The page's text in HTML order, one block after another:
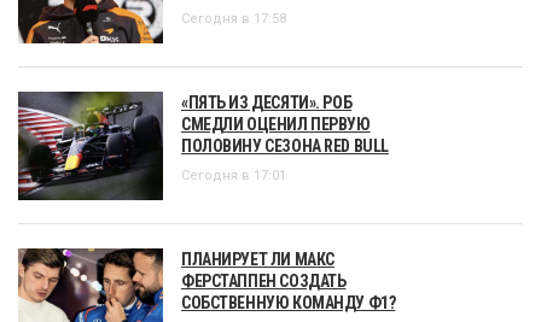
Сегодня в 17:58
«ПЯТЬ ИЗ ДЕСЯТИ». РОБ
СМЕДЛИ ОЦЕНИЛ ПЕРВУЮ
ПОЛОВИНУ СЕЗОНА RED BULL
Сегодня в 17:01
ПЛАНИРУЕТ ЛИ МАКС
ФЕРСТАППЕН СОЗДАТЬ
СОБСТВЕННУЮ КОМАНДУ Ф1?